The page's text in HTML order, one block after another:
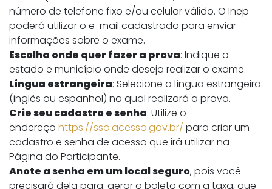
número de telefone fixo e/ou celular válido. O Inep
poderá utilizar o e-mail cadastrado para enviar
informações sobre o exame.
Escolha onde quer fazer a prova: Indique o
estado e município onde deseja realizar o exame.
Língua estrangeira: Selecione a língua estrangeira
(inglês ou espanhol) na qual realizará a prova.
Crie seu cadastro e senha: Utilize o
endereço https://sso.acesso.gov.br/ para criar um
cadastro e senha de acesso que irá utilizar na
Página do Participante.
Anote a senha em um local seguro, pois você
precisará dela para: gerar o boleto com a taxa, que